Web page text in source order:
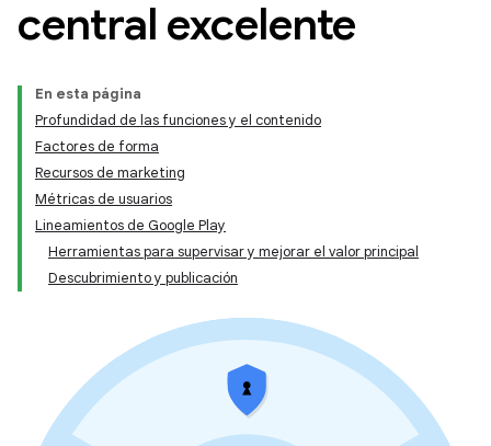
central excelente
En esta página
Profundidad de las funciones y el contenido
Factores de forma
Recursos de marketing
Métricas de usuarios
Lineamientos de Google Play
Herramientas para supervisar y mejorar el valor principal
Descubrimiento y publicación